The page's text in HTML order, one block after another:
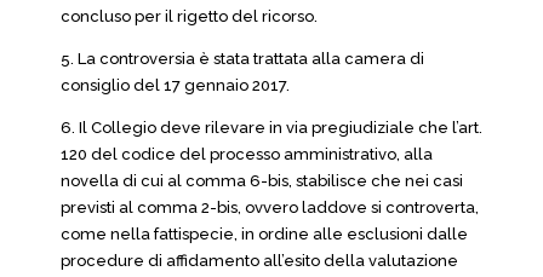
concluso per il rigetto del ricorso.
5. La controversia è stata trattata alla camera di
consiglio del 17 gennaio 2017.
6. Il Collegio deve rilevare in via pregiudiziale che l’art.
120 del codice del processo amministrativo, alla
novella di cui al comma 6-bis, stabilisce che nei casi
previsti al comma 2-bis, ovvero laddove si controverta,
come nella fattispecie, in ordine alle esclusioni dalle
procedure di affidamento all’esito della valutazione